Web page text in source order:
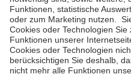
Impressum
Datenschutzinformationen